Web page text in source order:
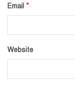
Email *
Website